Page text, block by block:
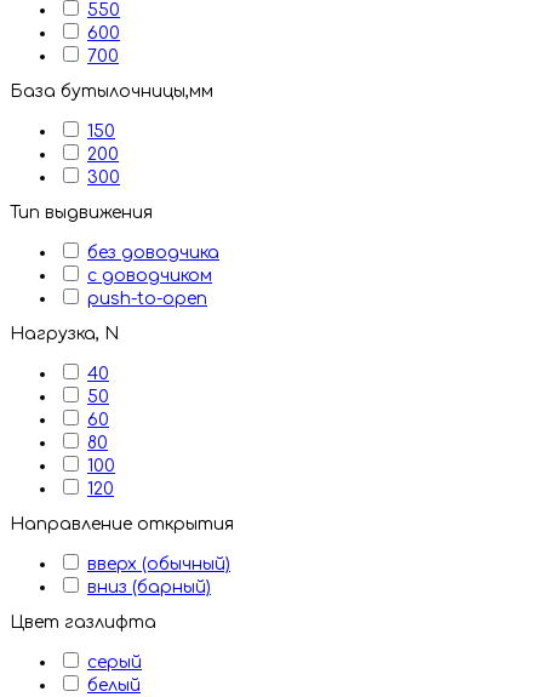
550
600
700
База бутылочницы,мм
150
200
300
Тип выдвижения
без доводчика
с доводчиком
push-to-open
Нагрузка, N
40
50
60
80
100
120
Направление открытия
вверх (обычный)
вниз (барный)
Цвет газлифта
серый
белый